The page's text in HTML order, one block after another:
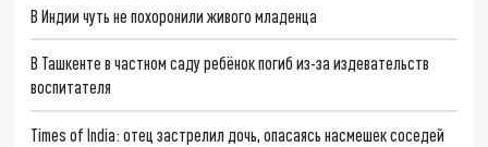
В Индии чуть не похоронили живого младенца
В Ташкенте в частном саду ребёнок погиб из-за издевательств
воспитателя
Times of India: отец застрелил дочь, опасаясь насмешек соседей